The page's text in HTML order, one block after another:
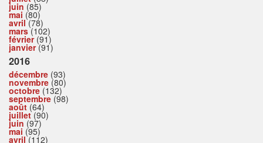
juin (85)
mai (80)
avril(78)
mars(102)
février(91)
janvier(91)
2016
décembre (93)
novembre (80)
octobre (132)
septembre (98)
août (64)
juillet(90)
juin (97)
mai (95)
avril(112)